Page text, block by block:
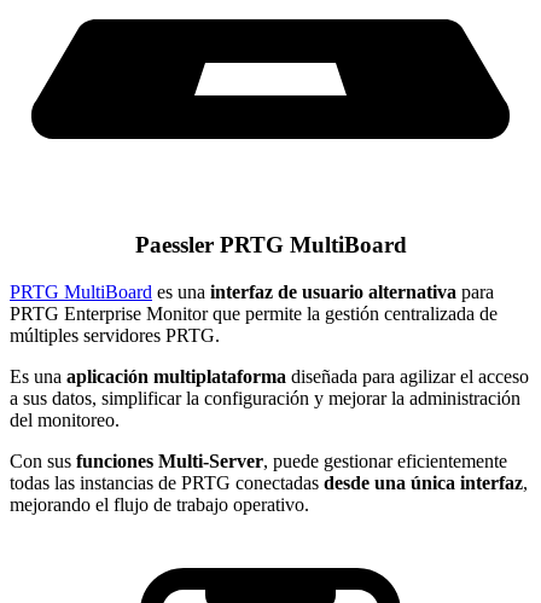
Paessler PRTG MultiBoard
PRTG MultiBoard es una interfaz de usuario alternativa para
PRTG Enterprise Monitor que permite la gestión centralizada de
múltiples servidores PRTG.
Es una aplicación multiplataforma diseñada para agilizar el acceso
a sus datos, simplificar la configuración y mejorar la administración
del monitoreo.
Con sus funciones Multi-Server, puede gestionar eficientemente
todas las instancias de PRTG conectadas desde una única interfaz,
mejorando el flujo de trabajo operativo.